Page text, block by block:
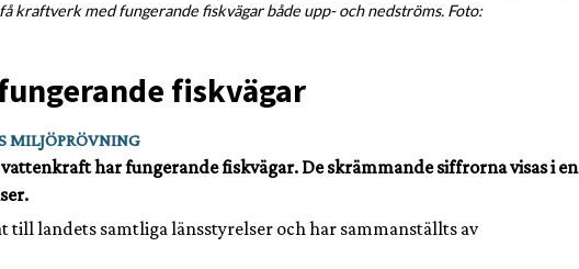
kraftverk med fungerande fiskvägar både upp- och nedströms. Foto:
fiskvägar
MILJÖPRÖVNING
har fungerande fiskvägar. De skrämmande siffrorna visas i en
till landets samtliga länsstyrelser och har sammanställts av